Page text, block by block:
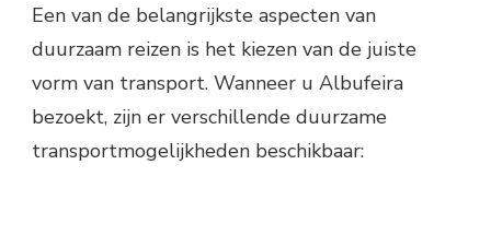
Een van de belangrijkste aspecten van
duurzaam reizen is het kiezen van de juiste
vorm van transport. Wanneer u Albufeira
bezoekt, zijn er verschillende duurzame
transportmogelijkheden beschikbaar: